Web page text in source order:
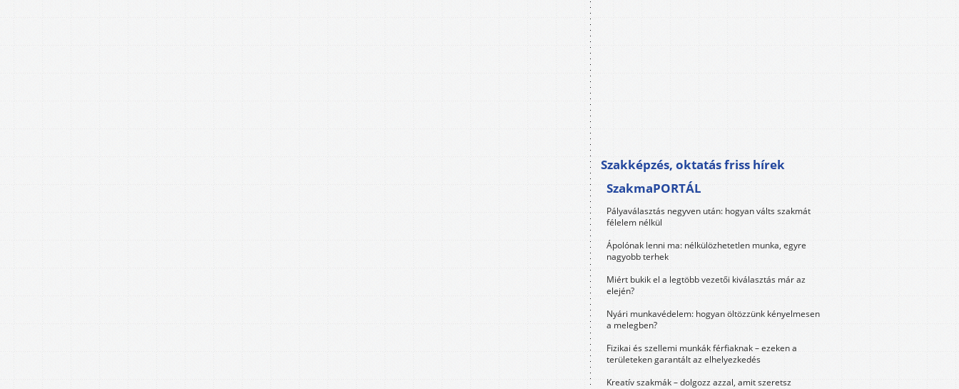
Szakképzés, oktatás friss hírek
SzakmaPORTÁL
Pályaválasztás negyven után: hogyan válts szakmát
félelem nélkül
Ápolónak lenni ma: nélkülözhetetlen munka, egyre
nagyobb terhek
Miért bukik el a legtöbb vezetői kiválasztás már az
elején?
Nyári munkavédelem: hogyan öltözzünk kényelmesen
a melegben?
Fizikai és szellemi munkák férfiaknak – ezeken a
területeken garantált az elhelyezkedés
Kreatív szakmák – dolgozz azzal, amit szeretsz